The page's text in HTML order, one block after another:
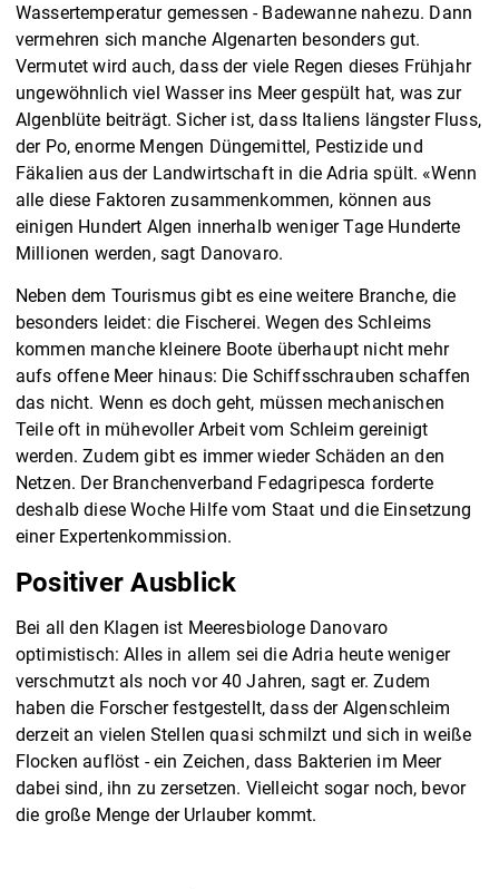
Wassertemperatur gemessen - Badewanne nahezu. Dann
vermehren sich manche Algenarten besonders gut.
Vermutet wird auch, dass der viele Regen dieses Frühjahr
ungewöhnlich viel Wasser ins Meer gespült hat, was zur
Algenblüte beiträgt. Sicher ist, dass Italiens längster Fluss,
der Po, enorme Mengen Düngemittel, Pestizide und
Fäkalien aus der Landwirtschaft in die Adria spült. «Wenn
alle diese Faktoren zusammenkommen, können aus
einigen Hundert Algen innerhalb weniger Tage Hunderte
Millionen werden, sagt Danovaro.
Neben dem Tourismus gibt es eine weitere Branche, die
besonders leidet: die Fischerei. Wegen des Schleims
kommen manche kleinere Boote überhaupt nicht mehr
aufs offene Meer hinaus: Die Schiffsschrauben schaffen
das nicht. Wenn es doch geht, müssen mechanischen
Teile oft in mühevoller Arbeit vom Schleim gereinigt
werden. Zudem gibt es immer wieder Schäden an den
Netzen. Der Branchenverband Fedagripesca forderte
deshalb diese Woche Hilfe vom Staat und die Einsetzung
einer Expertenkommission.
Positiver Ausblick
Bei all den Klagen ist Meeresbiologe Danovaro
optimistisch: Alles in allem sei die Adria heute weniger
verschmutzt als noch vor 40 Jahren, sagt er. Zudem
haben die Forscher festgestellt, dass der Algenschleim
derzeit an vielen Stellen quasi schmilzt und sich in weiße
Flocken auflöst - ein Zeichen, dass Bakterien im Meer
dabei sind, ihn zu zersetzen. Vielleicht sogar noch, bevor
die große Menge der Urlauber kommt.